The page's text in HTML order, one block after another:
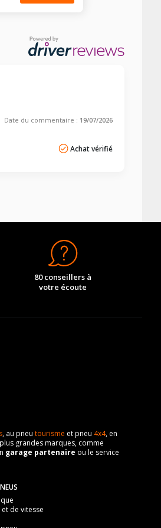
Date du commentaire : 19/07/2026
Achat vérifié
80 conseillers à
votre écoute
, au pneu tourisme et pneu 4x4, en
grandes marques, comme
garage partenaire ou le service
de vitesse